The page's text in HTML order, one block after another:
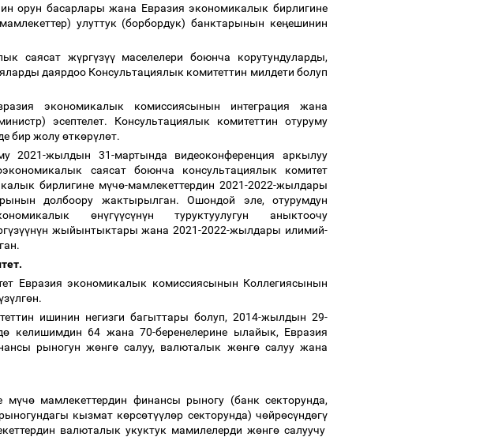
орун басарлары жана Евразия экономикалык бирлигине
мамлекеттер) улуттук (борбордук) банктарынын кеӊешинин
саясат жүргүзүүмаселелери боюнча корутундуларды,
даярдоо Консультациялык комитеттин милдети болуп
экономикалык комиссиясынын интеграция жана
эсептелет. Консультациялык комитеттин отуруму
бир жолуөткөрүлөт.
2021-жылдын 31-мартында видеоконференция аркылуу
саясат боюнча консультациялык комитет
бирлигине мүчө-мамлекеттердин 2021-2022-жылдары
долбоору жактырылган. Ошондой эле, отурумдун
өнүгүүсүнүн туруктуулугун аныктоочу
үзүүнүн жыйынтыктары жана 2021-2022-жылдары илимий-
Евразия экономикалык комиссиясынын Коллегиясынын
зүлгөн.
ишинин негизги багыттары болуп, 2014-жылдын 29-
ө келишимдин 64 жана 70-беренелерине ылайык, Евразия
рыногун жөнгөсалуу, валюталык жөнгөсалуу жана
мүчөмамлекеттердин финансы рыногу (банк секторунда,
кызмат көрсөтүүлөр секторунда) чөйрөсүндөгү
валюталык укуктук мамилелерди жөнгөсалуучу